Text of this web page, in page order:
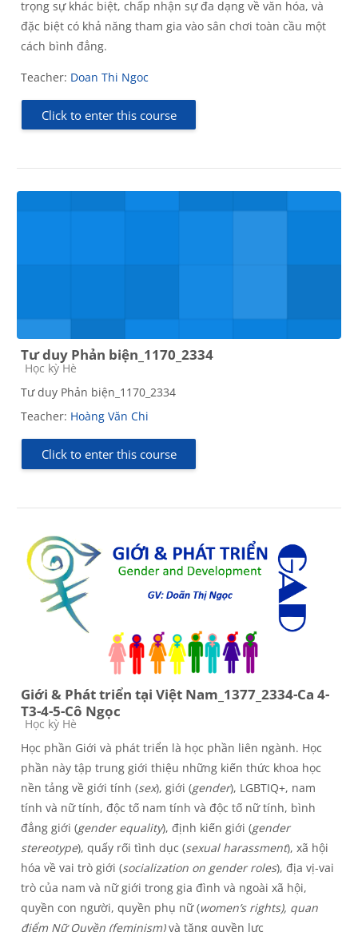
trọng sự khác biệt, chấp nhận sự đa dạng về văn hóa, và
đặc biệt có khả năng tham gia vào sân chơi toàn cầu một
cách bình đẳng.
Teacher: Doan Thi Ngoc
Click to enter this course
Tư duy Phản biện_1170_2334
Course category
Học kỳ Hè
Tư duy Phản biện_1170_2334
Teacher: Hoàng Văn Chi
Click to enter this course
Giới & Phát triển tại Việt Nam_1377_2334-Ca 4-
T3-4-5-Cô Ngọc
Course category
Học kỳ Hè
Học phần Giới và phát triển là học phần liên ngành. Học
phần này tập trung giới thiệu những kiến thức khoa học
nền tảng về giới tính (sex), giới (gender), LGBTIQ+, nam
tính và nữ tính, độc tố nam tính và độc tố nữ tính, bình
đẳng giới (gender equality), định kiến giới (gender
stereotype), quấy rối tình dục (sexual harassment), xã hội
hóa về vai trò giới (socialization on gender roles), địa vị-vai
trò của nam và nữ giới trong gia đình và ngoài xã hội,
quyền con người, quyền phụ nữ (women’s rights), quan
điểm Nữ Quyền (feminism)và tăng quyền lực